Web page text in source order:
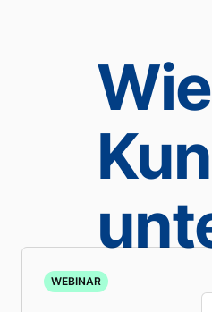
WEBINAR